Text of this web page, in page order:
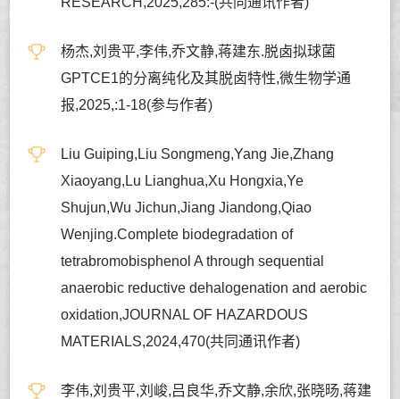
杨杰,刘贵平,李伟,乔文静,蒋建东.脱卤拟球菌
GPTCE1的分离纯化及其脱卤特性,微生物学通
报,2025,:1-18(参与作者)
Liu Guiping,Liu Songmeng,Yang Jie,Zhang
Xiaoyang,Lu Lianghua,Xu Hongxia,Ye
Shujun,Wu Jichun,Jiang Jiandong,Qiao
Wenjing.Complete biodegradation of
tetrabromobisphenol A through sequential
anaerobic reductive dehalogenation and aerobic
oxidation,JOURNAL OF HAZARDOUS
MATERIALS,2024,470(共同通讯作者)
李伟,刘贵平,刘峻,吕良华,乔文静,余欣,张晓旸,蒋建